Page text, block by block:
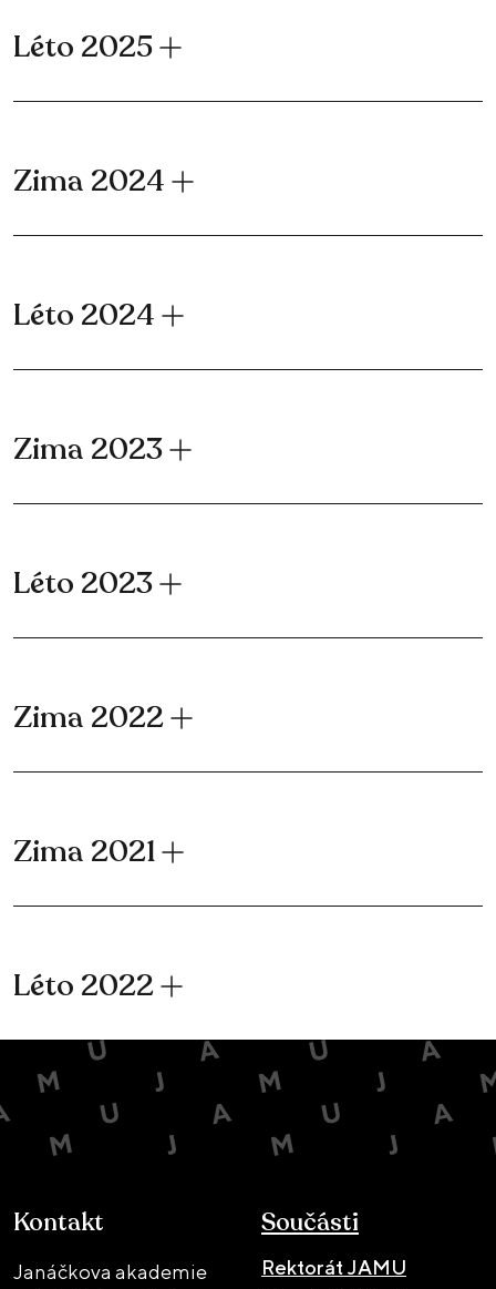
Léto 2025
Zima 2024
Léto 2024
Zima 2023
Léto 2023
Zima 2022
Zima 2021
Léto 2022
Kontakt
Janáčkova akademie
Součásti
Rektorát JAMU